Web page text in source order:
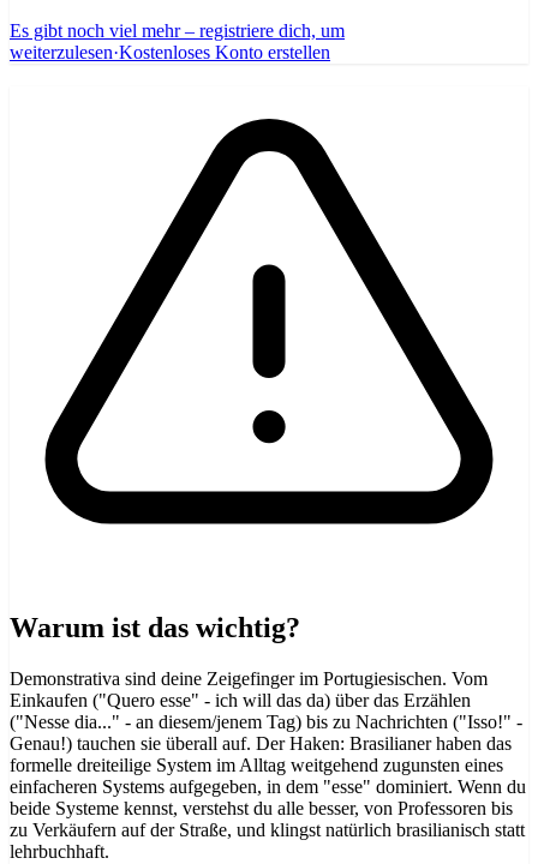
Es gibt noch viel mehr – registriere dich, um
weiterzulesen·Kostenloses Konto erstellen
Warum ist das wichtig?
Demonstrativa sind deine Zeigefinger im Portugiesischen. Vom
Einkaufen ("Quero esse" - ich will das da) über das Erzählen
("Nesse dia..." - an diesem/jenem Tag) bis zu Nachrichten ("Isso!" -
Genau!) tauchen sie überall auf. Der Haken: Brasilianer haben das
formelle dreiteilige System im Alltag weitgehend zugunsten eines
einfacheren Systems aufgegeben, in dem "esse" dominiert. Wenn du
beide Systeme kennst, verstehst du alle besser, von Professoren bis
zu Verkäufern auf der Straße, und klingst natürlich brasilianisch statt
lehrbuchhaft.